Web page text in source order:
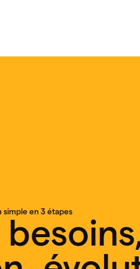
simple en 3 étapes